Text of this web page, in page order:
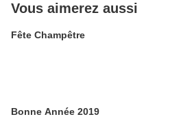
Vous aimerez aussi
Fête Champêtre
Bonne Année 2019